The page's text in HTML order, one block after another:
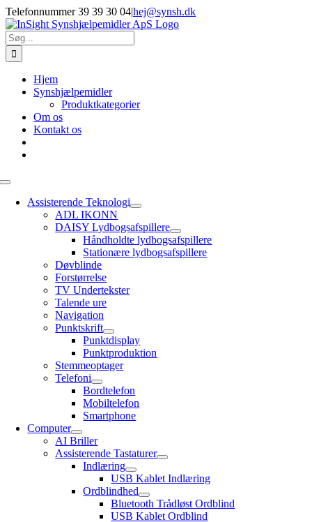
Skip
to
content
Telefonnummer 39 39 30 04|hej@synsh.dk
Søg
efter:
Hjem
Synshjælpemidler
Produktkategorier
Om os
Kontakt os
Toggle
NavigationAssisterende Teknologi
ADL IKONN
DAISY Lydbogsafspillere
Håndholdte lydbogsafspillere
Stationære lydbogsafspillere
Døvblinde
Forstørrelse
TV Undertekster
Talende ure
Navigation
Punktskrift
Punktdisplay
Punktproduktion
Stemmeoptager
Telefoni
Bordtelefon
Mobiltelefon
Smartphone
Computer
AI Briller
Assisterende Tastaturer
Indlæring
USB Kablet Indlæring
Ordblindhed
Bluetooth Trådløst Ordblind
USB Kablet Ordblind